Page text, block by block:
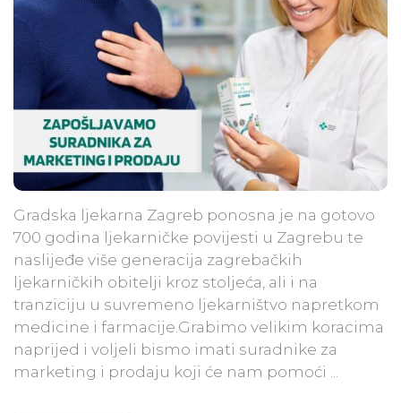
Gradska ljekarna Zagreb ponosna je na gotovo
700 godina ljekarničke povijesti u Zagrebu te
naslijeđe više generacija zagrebačkih
ljekarničkih obitelji kroz stoljeća, ali i na
tranziciju u suvremeno ljekarništvo napretkom
medicine i farmacije.Grabimo velikim koracima
naprijed i voljeli bismo imati suradnike za
marketing i prodaju koji će nam pomoći ...